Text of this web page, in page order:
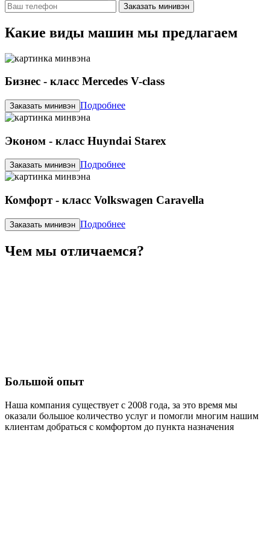
Заказать минивэн
Какие виды машин мы предлагаем
Бизнес - класс Mercedes V-class
Заказать минивэн Подробнее
Эконом - класс Huyndai Starex
Заказать минивэн Подробнее
Комфорт - класс Volkswagen Caravella
Заказать минивэн Подробнее
Чем мы отличаемся?
Большой опыт
Наша компания существует с 2008 года, за это время мы
оказали большое количество услуг и помогли многим нашим
клиентам добраться с комфортом до пункта назначения